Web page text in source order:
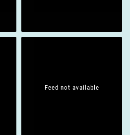
Feed not available